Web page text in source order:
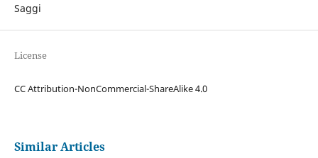
Saggi
License
CC Attribution-NonCommercial-ShareAlike 4.0
Similar Articles